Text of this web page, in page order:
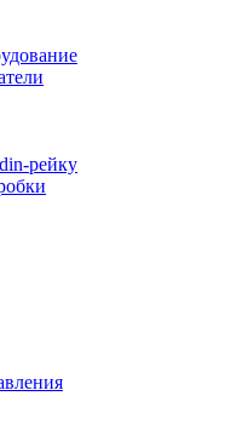
рейку